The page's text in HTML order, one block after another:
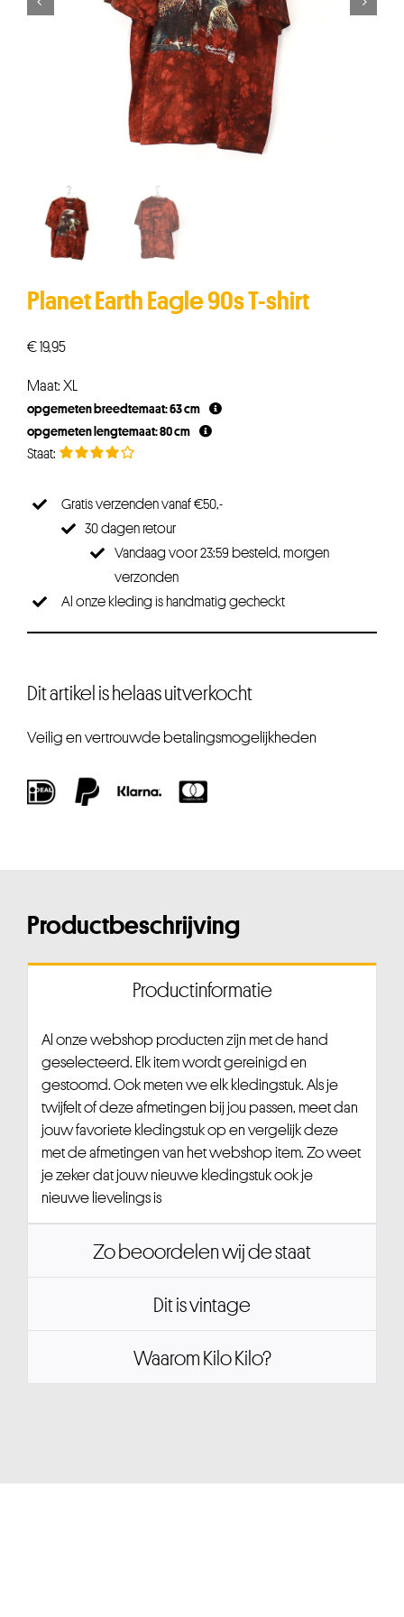
Planet Earth Eagle 90s T-shirt
€19,95
Maat: XL
opgemeten breedtemaat: 63 cm
opgemeten lengtemaat: 80 cm
Gratis verzenden vanaf €50,-
30 dagen retour
Vandaag voor 23:59 besteld, morgen
verzonden
Al onze kleding is handmatig gecheckt
Dit artikel is helaas uitverkocht
Veilig en vertrouwde betalingsmogelijkheden
Productbeschrijving
Productinformatie
Al onze webshop producten zijn met de hand
geselecteerd. Elk item wordt gereinigd en
gestoomd. Ook meten we elk kledingstuk. Als je
twijfelt of deze afmetingen bij jou passen, meet dan
jouw favoriete kledingstuk op en vergelijk deze
met de afmetingen van het webshop item. Zo weet
je zeker dat jouw nieuwe kledingstuk ook je
nieuwe lievelings is
Zo beoordelen wij de staat
Dit is vintage
Waarom Kilo Kilo?